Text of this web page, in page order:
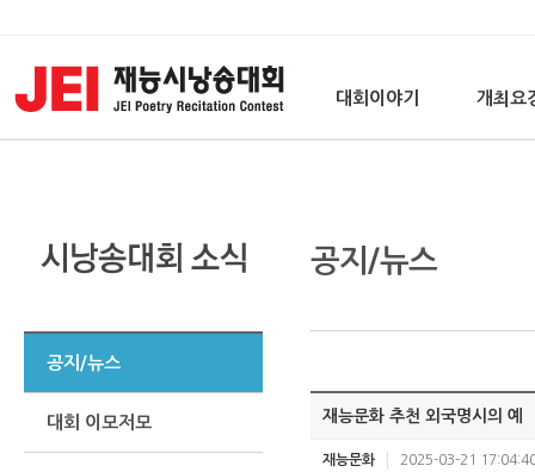
대회이야기 개최요
공지/뉴스
대회 이모저모
공지/뉴스
재능문화 추천 외국명시의 예
재능문화 2025-03-21